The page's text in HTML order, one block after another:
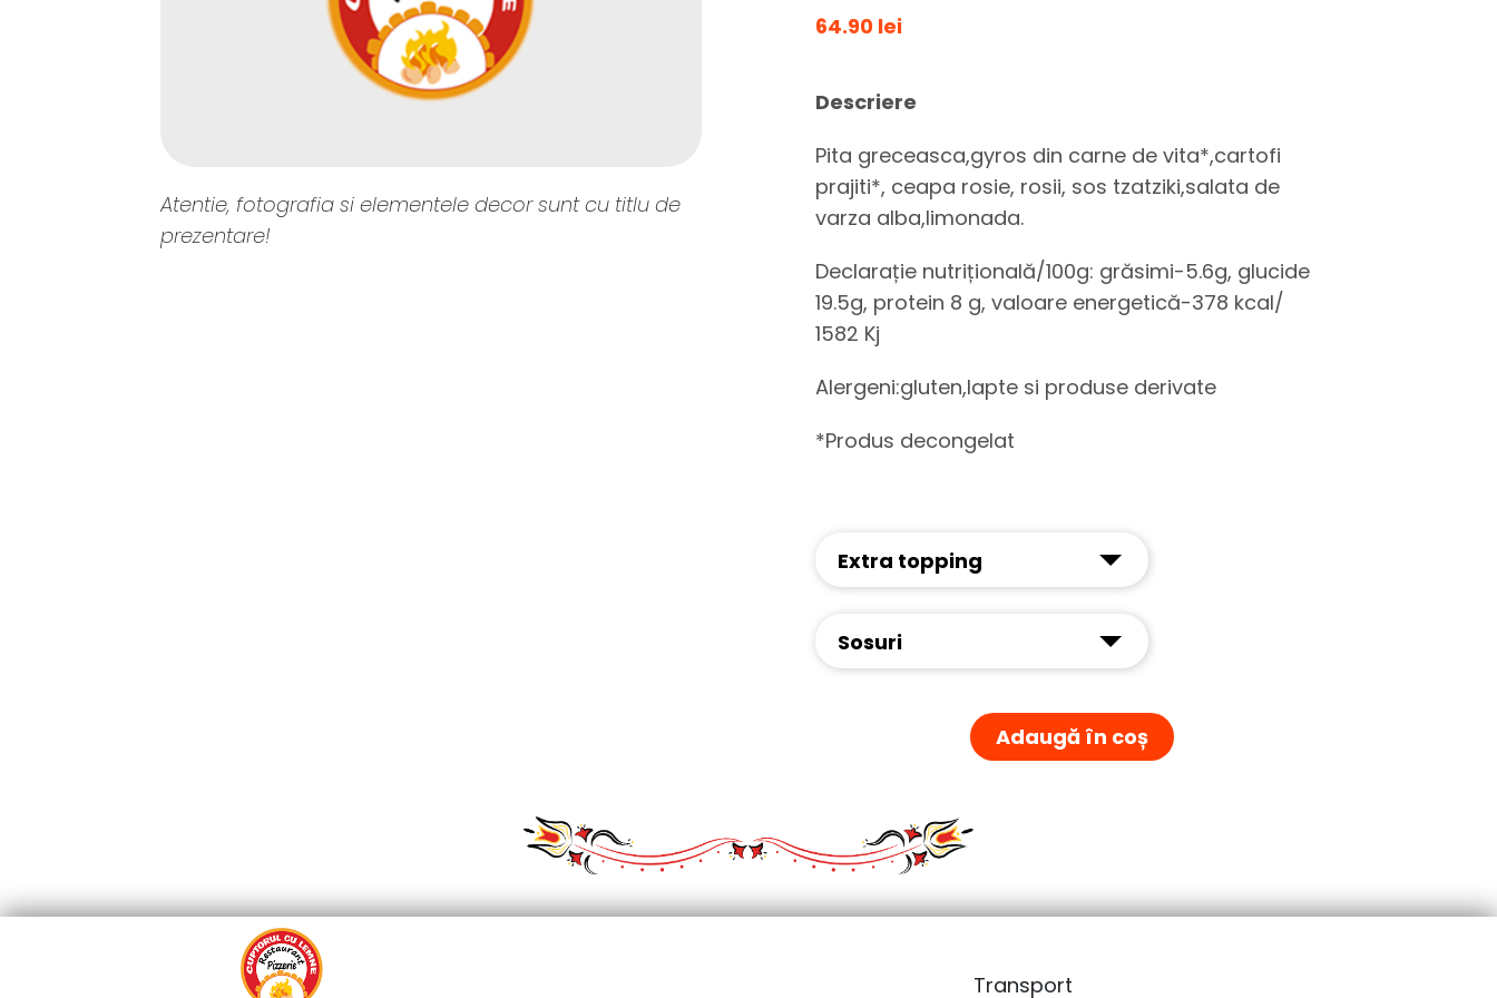
Atentie, fotografia si elementele decor sunt cu titlu de
prezentare!
64.90 lei
Descriere
Pita greceasca,gyros din carne de vita*,cartofi
prajiti*, ceapa rosie, rosii, sos tzatziki,salata de
varza alba,limonada.
Declarație nutrițională/100g: grăsimi-5.6g, glucide
19.5g, protein 8 g, valoare energetică-378 kcal/
1582 Kj
Alergeni:gluten,lapte si produse derivate
*Produs decongelat
Extra topping
Sosuri
Adaugă în coș
Transport